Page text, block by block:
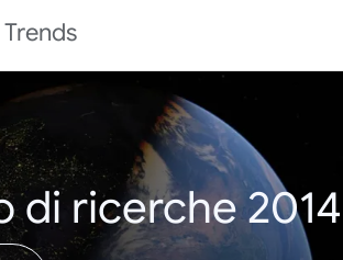
Trends
di ricerche 2014